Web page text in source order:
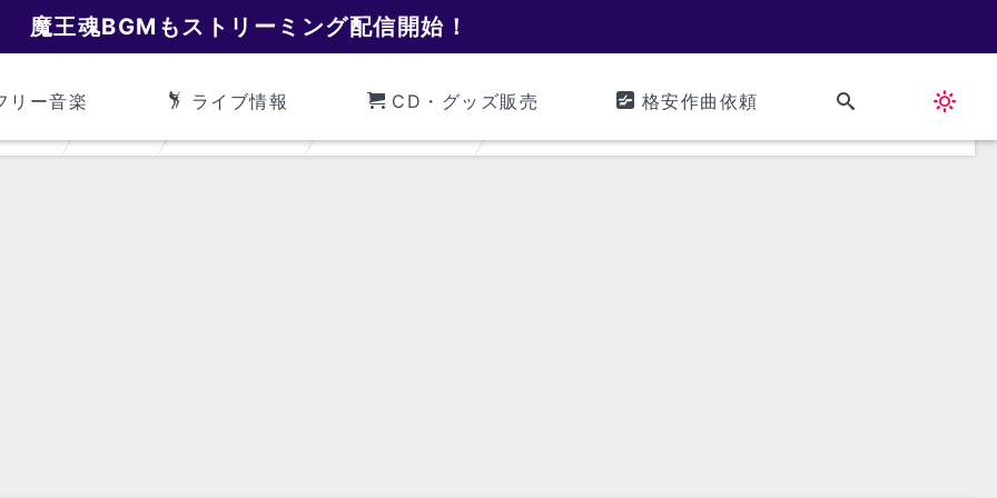
魔王魂BGMもストリーミング配信開始！
リー音楽 ライブ情報 CD・グッズ販売
格安作曲依頼